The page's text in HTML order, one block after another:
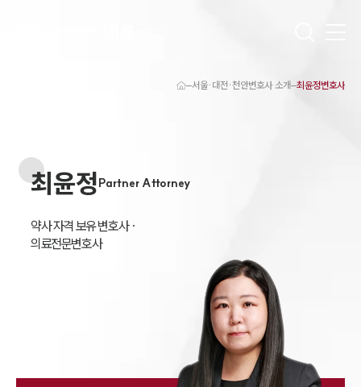
천안이혼전문변호사
천안학교폭력변호사
천안부동산변호사
천안변호사 업무분야
천안변호사 주요 업무사례
서울·대전·천안변호사 소개 최윤정변호사
Partner Attorney
최윤정
약사 자격 보유 변호사 ·
의료전문변호사